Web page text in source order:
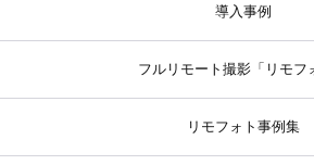
導入事例
フルリモート撮影「リモフ
リモフォト事例集